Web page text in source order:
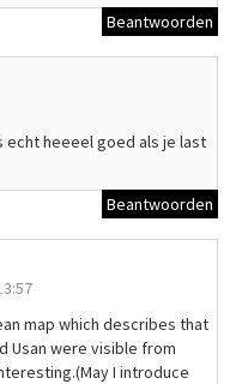
Beantwoorden
echt heeeel goed als je last
Beantwoorden
map which describes that
Usan were visible from
I introduce